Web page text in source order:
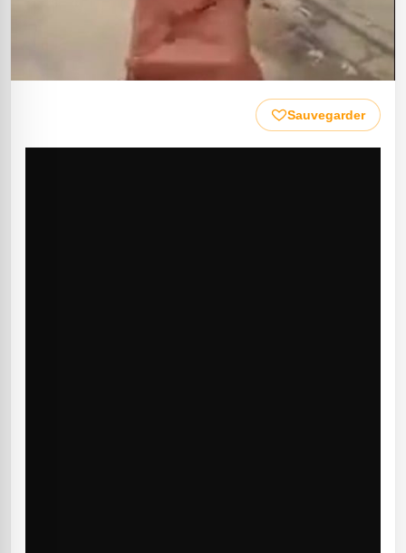
Sauvegarder